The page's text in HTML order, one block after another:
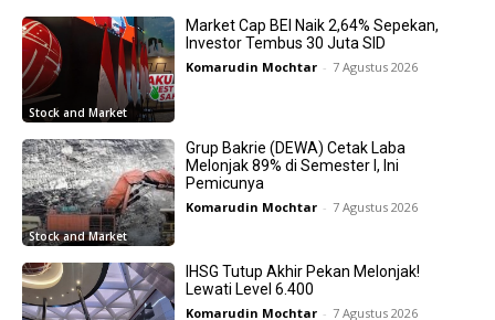
Stock and Market
Market Cap BEI Naik 2,64% Sepekan,
Investor Tembus 30 Juta SID
Komarudin Mochtar - 7 Agustus 2026
Stock and Market
Grup Bakrie (DEWA) Cetak Laba
Melonjak 89% di Semester I, Ini
Pemicunya
Komarudin Mochtar - 7 Agustus 2026
IHSG Tutup Akhir Pekan Melonjak!
Lewati Level 6.400
Komarudin Mochtar - 7 Agustus 2026